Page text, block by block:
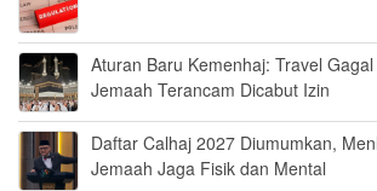
Aturan Baru Kemenhaj: Travel
Jemaah Terancam Dicabut Izin
Daftar Calhaj 2027 Diumumkan,
Jemaah Jaga Fisik dan Mental